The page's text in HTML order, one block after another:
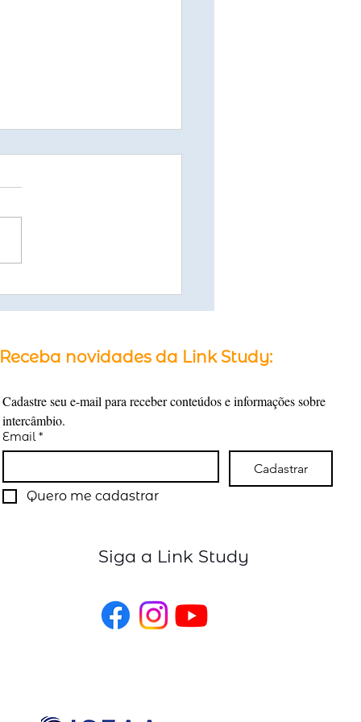
Técnicos na
com Alta Demanda
Receba novidades da Link Study:
Cadastre seu e-mail para receber conteúdos e informações sobre
intercâmbio.
Email *
Cadastrar
Quero me cadastrar
Siga a Link Study